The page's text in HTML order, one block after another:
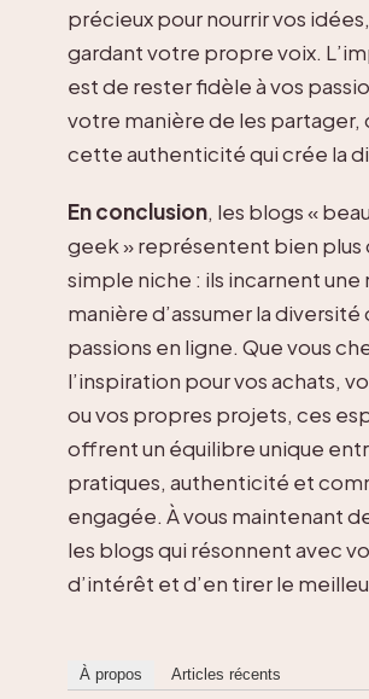
précieux pour nourrir vos
gardant votre propre voix.
est de rester fidèle à vos
votre manière de les partager,
cette authenticité qui crée la
En conclusion, les blogs «
geek » représentent bien plus
simple niche : ils incarnent une
manière d’assumer la diversité
passions en ligne. Que vous
l’inspiration pour vos achats,
ou vos propres projets, ces
offrent un équilibre unique
pratiques, authenticité et
engagée. À vous maintenant
les blogs qui résonnent avec
d’intérêt et d’en tirer le
À propos Articles récents